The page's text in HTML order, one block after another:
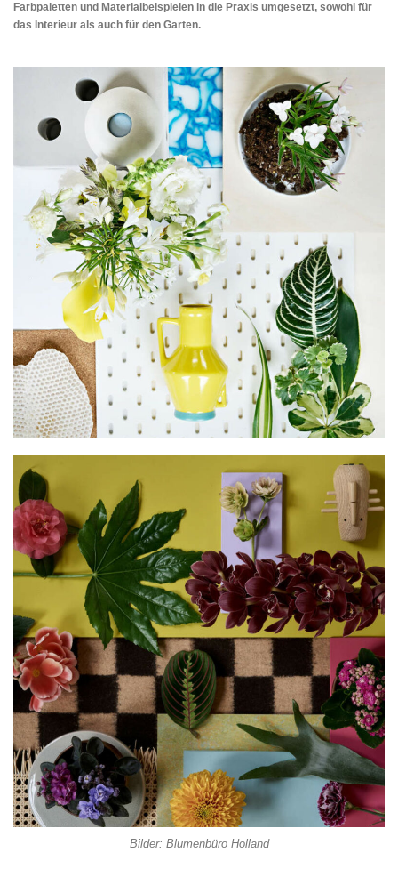
Farbpaletten und Materialbeispielen in die Praxis umgesetzt, sowohl für
das Interieur als auch für den Garten.
Bilder: Blumenbüro Holland